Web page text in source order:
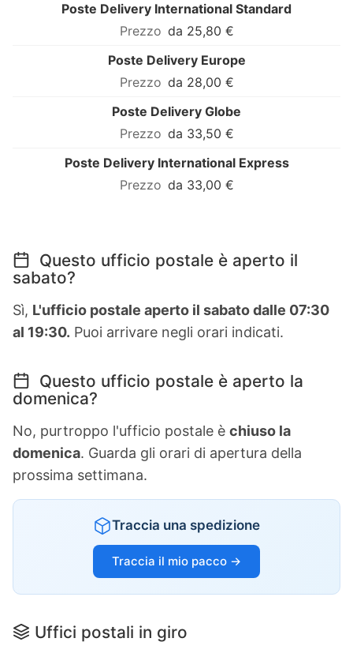
Poste Delivery International Standard
da 25,80 €
Poste Delivery Europe
da 28,00 €
Poste Delivery Globe
da 33,50 €
Poste Delivery International Express
da 33,00 €
Questo ufficio postale è aperto il
sabato?
Sì, L'ufficio postale aperto il sabato dalle 07:30
al 19:30. Puoi arrivare negli orari indicati.
Questo ufficio postale è aperto la
domenica?
No, purtroppo l'ufficio postale è chiuso la
domenica. Guarda gli orari di apertura della
prossima settimana.
Traccia una spedizione
Traccia il mio pacco →
Uffici postali in giro